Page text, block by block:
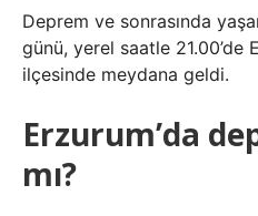
Deprem ve sonrasında
günü, yerel saatle 21.00’de
ilçesinde meydana geldi.
Erzurum’da
mı?